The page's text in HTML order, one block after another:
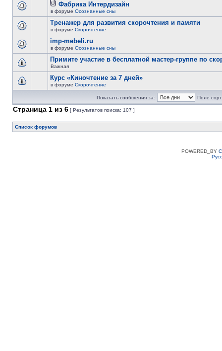
Фабрика Интердизайн
в форуме Осознанные сны
Тренажер для развития скорочтения и памяти
в форуме Скорочтение
imp-mebeli.ru
в форуме Осознанные сны
Примите участие в бесплатной мастер-группе по
Важная
Курс «Киночтение за 7 дней»
в форуме Скорочтение
Показать сообщения за: Поле
Страница 1 из 6 [ Результатов поиска: 107 ]
Список форумов
POWERED_BY